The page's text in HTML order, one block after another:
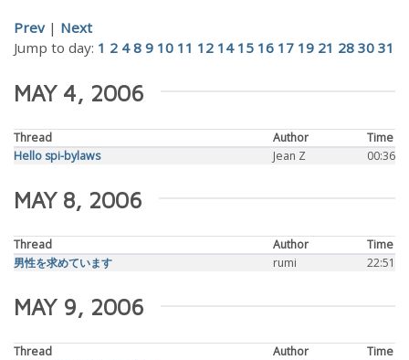
Prev| Next
Jump to day: 1 2 4 8 9 10 11 12 14 15 16 17 19 21 28 30 31
MAY 4, 2006
Thread Author
Time
Hello spi-bylaws
Jean Z 00:36
MAY 8, 2006
Thread Author
Time
男性を求めています
rumi 22:51
MAY 9, 2006
Thread Author
Time